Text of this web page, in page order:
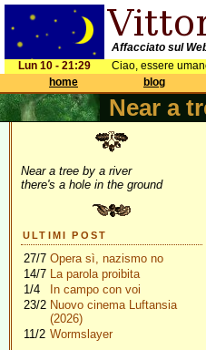
Affacciato sul
Lun 10 - 21:29
Ciao, essere
home
blog
Near a
Near a tree by a river
there's a hole in the ground
ULTIMI POST
27/7 Opera sì, nazismo no
14/7 La parola proibita
1/4
In campo con voi
23/2 Nuovo cinema Luftansia
(2026)
11/2 Wormslayer